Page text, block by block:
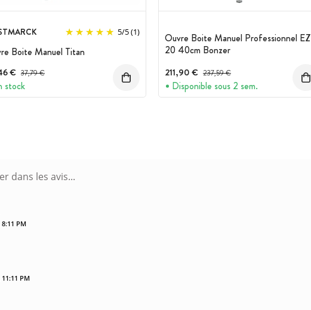
5/5(1)
Boite Manuel Titan
€ Prix avant réduction :
37,79 €
stock
Ouvre Boite Manuel Professionnel EZ
20 40cm Bonzer
211,90 € Prix avant réduction :
237,59 €
Disponible sous 2 sem.
PM
PM